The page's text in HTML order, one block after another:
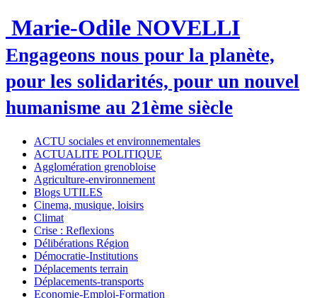
Marie-Odile NOVELLI
Engageons nous pour la planète,
pour les solidarités, pour un nouvel
humanisme au 21ème siècle
ACTU sociales et environnementales
ACTUALITE POLITIQUE
Agglomération grenobloise
Agriculture-environnement
Blogs UTILES
Cinema, musique, loisirs
Climat
Crise : Reflexions
Délibérations Région
Démocratie-Institutions
Déplacements terrain
Déplacements-transports
Economie-Emploi-Formation